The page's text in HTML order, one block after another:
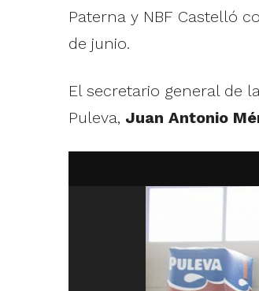
Paterna y NBF Castelló
de junio.
El secretario general de la
Puleva, Juan Antonio